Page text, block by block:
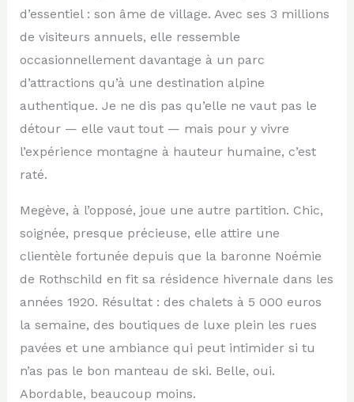
d’essentiel : son âme de village. Avec ses 3 millions
de visiteurs annuels, elle ressemble
occasionnellement davantage à un parc
d’attractions qu’à une destination alpine
authentique. Je ne dis pas qu’elle ne vaut pas le
détour — elle vaut tout — mais pour y vivre
l’expérience montagne à hauteur humaine, c’est
raté.
Megève, à l’opposé, joue une autre partition. Chic,
soignée, presque précieuse, elle attire une
clientèle fortunée depuis que la baronne Noémie
de Rothschild en fit sa résidence hivernale dans les
années 1920. Résultat : des chalets à 5 000 euros
la semaine, des boutiques de luxe plein les rues
pavées et une ambiance qui peut intimider si tu
n’as pas le bon manteau de ski. Belle, oui.
Abordable, beaucoup moins.